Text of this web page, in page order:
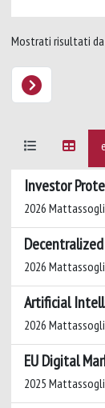
Mostrati risultati da
Investor
2026
2026
Artificial
2026
EU Digital
2025